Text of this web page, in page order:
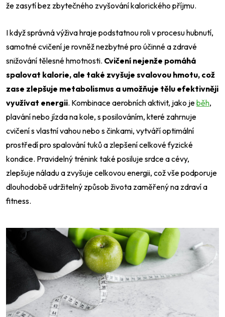
že zasytí bez zbytečného zvyšování kalorického příjmu.
I když správná výživa hraje podstatnou roli v procesu hubnutí,
samotné cvičení je rovněž nezbytné pro účinné a zdravé
snižování tělesné hmotnosti. Cvičení nejenže pomáhá
spalovat kalorie, ale také zvyšuje svalovou hmotu, což
zase zlepšuje metabolismus a umožňuje tělu efektivněji
využívat energii. Kombinace aerobních aktivit, jako jeběh,
plavání nebo jízda na kole, s posilováním, které zahrnuje
cvičení s vlastní vahou nebo s činkami, vytváří optimální
prostředí pro spalování tuků a zlepšení celkové fyzické
kondice. Pravidelný trénink také posiluje srdce a cévy,
zlepšuje náladu a zvyšuje celkovou energii, což vše podporuje
dlouhodobě udržitelný způsob života zaměřený na zdraví a
fitness.